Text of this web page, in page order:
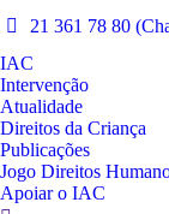
21 361 78 80
IAC
Intervenção
Atualidade
Direitos da Criança
Publicações
Jogo Direitos
Apoiar o IAC